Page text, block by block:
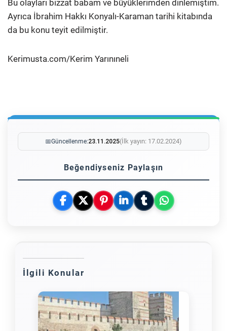
Bu olayları bizzat babam ve büyüklerimden dinlemiştim.
Ayrıca İbrahim Hakkı Konyalı-Karaman tarihi kitabında
da bu konu teyit edilmiştir.
Kerimusta.com/Kerim Yarınıneli
📅Güncellenme:23.11.2025(İlk yayın: 17.02.2024)
Beğendiyseniz Paylaşın
İlgili Konular